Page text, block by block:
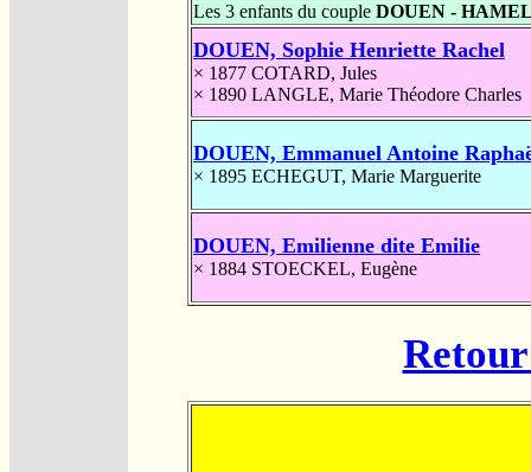
Les 3 enfants du couple DOUEN -
DOUEN, Sophie Henriette Rachel
× 1877 COTARD, Jules
× 1890 LANGLE, Marie Théodore Charles
DOUEN, Emmanuel Antoine
× 1895 ECHEGUT, Marie Marguerite
DOUEN, Emilienne dite Emilie
× 1884 STOECKEL, Eugène